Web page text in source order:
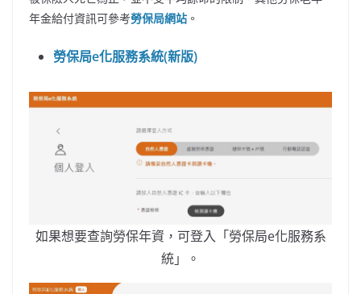
年金給付資訊可參考勞保局網站 。
勞保局e化服務系統(新版)
如果想要查詢勞保年資，可登入「勞保局e化服務系
統」。